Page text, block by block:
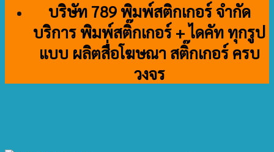
บริษัท 789 พิมพ์สติกเกอร์ จำกัด
บริการ พิมพ์สติ๊กเกอร์ + ไดคัท ทุกรูป
แบบ ผลิตสื่อโฆษณา สติ๊กเกอร์ ครบ
วงจร